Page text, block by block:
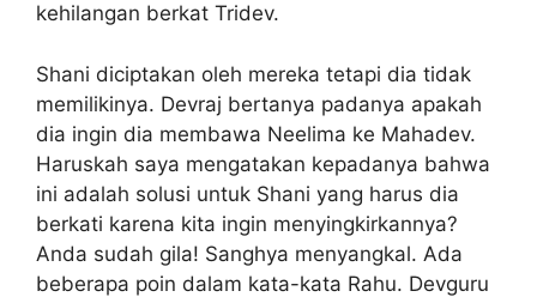
kehilangan berkat Tridev.
Shani diciptakan oleh mereka tetapi dia tidak
memilikinya. Devraj bertanya padanya apakah
dia ingin dia membawa Neelima ke Mahadev.
Haruskah saya mengatakan kepadanya bahwa
ini adalah solusi untuk Shani yang harus dia
berkati karena kita ingin menyingkirkannya?
Anda sudah gila! Sanghya menyangkal. Ada
beberapa poin dalam kata-kata Rahu. Devguru